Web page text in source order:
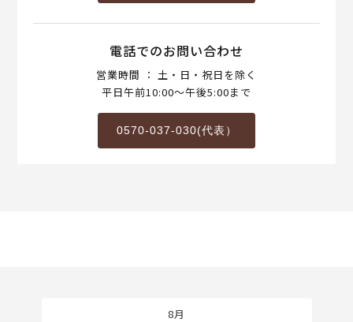
電話でのお問い合わせ
営業時間 ： 土・日・祝日を除く
平日午前10:00～午後5:00まで
0570-037-030(代表）
8月